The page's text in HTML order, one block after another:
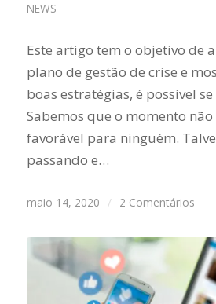
NEWS
Este artigo tem o objetivo de
plano de gestão de crise e
boas estratégias, é possível
Sabemos que o momento
favorável para ninguém.
passando e…
maio 14, 2020 / 2 Comentários